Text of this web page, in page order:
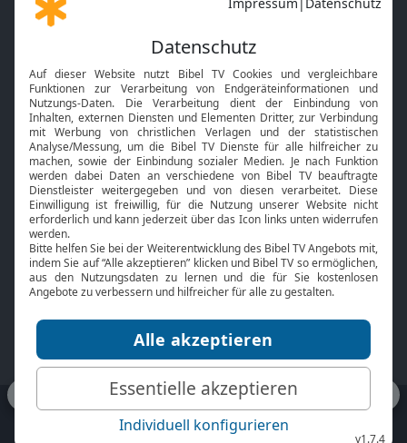
Gott und Bibel erklärt
Neuigkeiten
Mobile App
Smart TV
HbbTV
Bibelthek Online-Bibel
Nächster Gottesdienst
Bibel TV
Über uns
Jobs
Mediadaten
Service
Kontakt
TV-Empfang
bibeltv.de: Impressum
Datenschutz
Nutzungsbedingungen
Fakten Bibel TV App